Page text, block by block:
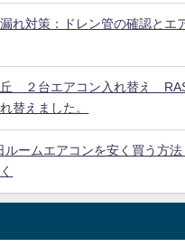
れ対策：ドレン管の確認とエ
２台エアコン入れ替え
替えました。
ルームエアコンを安く買う方